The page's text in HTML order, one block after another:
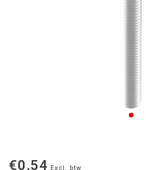
€0,54 Excl. btw